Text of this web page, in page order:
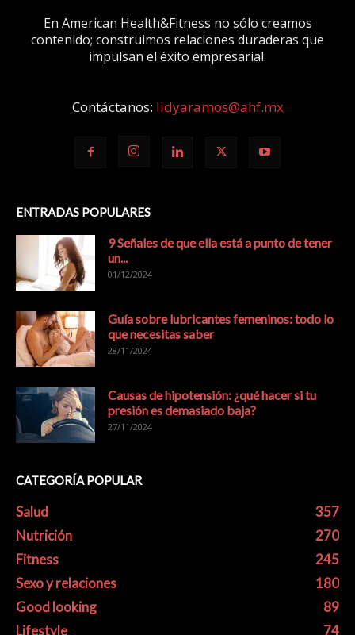
En American Health&Fitness no sólo creamos
contenido; construimos relaciones duraderas que
impulsan el éxito empresarial.
Contáctanos: lidyaramos@ahf.mx
ENTRADAS POPULARES
9 Señales de que ella está a punto de tener
un...
01/12/2024
Guía sobre lubricantes femeninos: todo lo
que necesitas saber
28/11/2024
Causas de hipotensión: ¿qué hacer si tu
presión es demasiado baja?
27/11/2024
CATEGORÍA POPULAR
Salud
357
Nutrición
270
Fitness
245
Sexo y relaciones
180
Good looking
89
Lifestyle
74